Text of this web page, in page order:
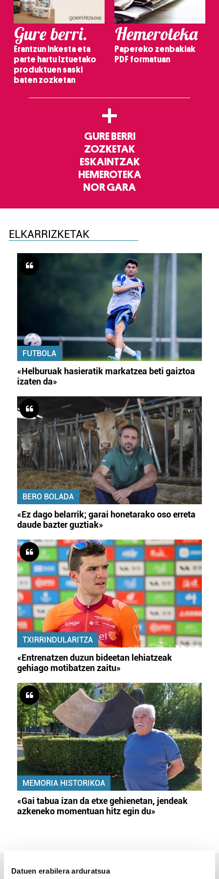
Datuen erabilera arduratsua
Gure berri.
Erantzun inkesta eta
parte hartu Iztuetako
produktuen saski
baten zozketan
Hemeroteka
Papereko zenbakiak
PDF formatuan
+
GURE BERRI
ZOZKETAK
ESKAINTZAK
HEMEROTEKA
NOR GARA
ELKARRIZKETAK
FUTBOLA
«Helburuak hasieratik markatzea beti gaiztoa
izaten da»
BERO BOLADA
«Ez dago belarrik; garai honetarako oso erreta
daude bazter guztiak»
TXIRRINDULARITZA
«Entrenatzen duzun bideetan lehiatzeak
gehiago motibatzen zaitu»
MEMORIA HISTORIKOA
«Gai tabua izan da etxe gehienetan, jendeak
azkeneko momentuan hitz egin du»